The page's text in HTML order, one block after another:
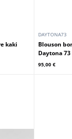
DAYTONA73
Blouson bomber militaire kaki
Daytona 73
95,00 €